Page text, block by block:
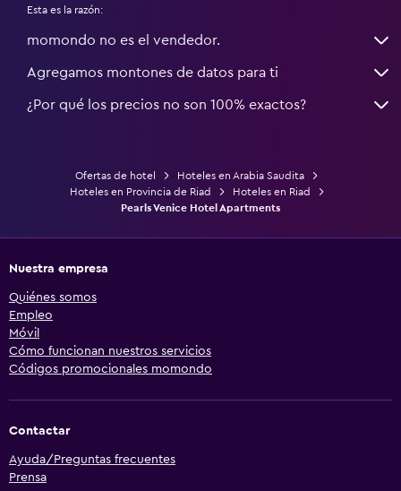
Esta es la razón:
momondo no es el vendedor.
Agregamos montones de datos para ti
¿Por qué los precios no son 100% exactos?
Ofertas de hotel
Hoteles en Arabia Saudita
Hoteles en Provincia de Riad
Hoteles en Riad
Pearls Venice Hotel Apartments
Nuestra empresa
Quiénes somos
Empleo
Móvil
Cómo funcionan nuestros servicios
Códigos promocionales momondo
Contactar
Ayuda/Preguntas frecuentes
Prensa